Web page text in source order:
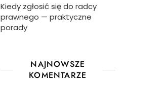
Kiedy zgłosić się do radcy
prawnego — praktyczne
porady
NAJNOWSZE
KOMENTARZE